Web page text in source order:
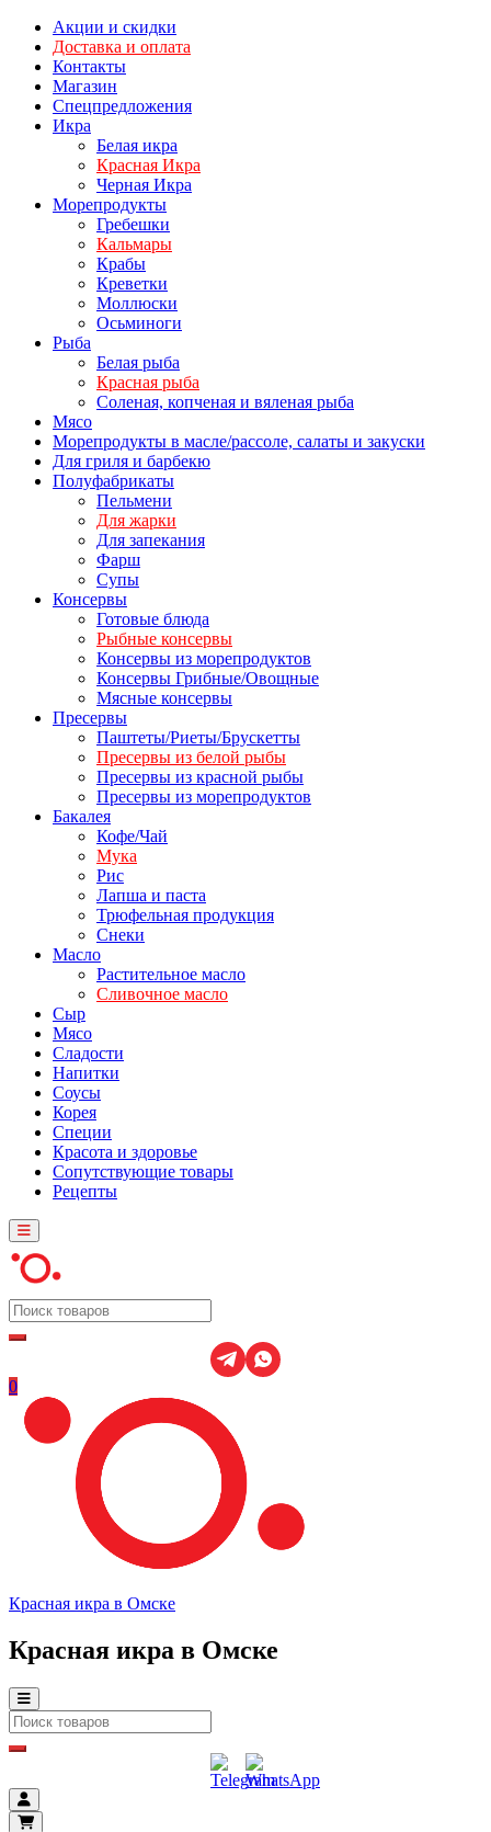
Акции и скидки
Доставка и оплата
Контакты
Магазин
Спецпредложения
Икра
Белая икра
Красная Икра
Черная Икра
Морепродукты
Гребешки
Кальмары
Крабы
Креветки
Моллюски
Осьминоги
Рыба
Белая рыба
Красная рыба
Соленая, копченая и вяленая рыба
Мясо
Морепродукты в масле/рассоле, салаты и закуски
Для гриля и барбекю
Полуфабрикаты
Пельмени
Для жарки
Для запекания
Фарш
Супы
Консервы
Готовые блюда
Рыбные консервы
Консервы из морепродуктов
Консервы Грибные/Овощные
Мясные консервы
Пресервы
Паштеты/Риеты/Брускетты
Пресервы из белой рыбы
Пресервы из красной рыбы
Пресервы из морепродуктов
Бакалея
Кофе/Чай
Мука
Рис
Лапша и паста
Трюфельная продукция
Снеки
Масло
Растительное масло
Сливочное масло
Сыр
Мясо
Сладости
Напитки
Соусы
Корея
Специи
Красота и здоровье
Сопутствующие товары
Рецепты
0
Красная икра в Омске
Красная икра в Омске